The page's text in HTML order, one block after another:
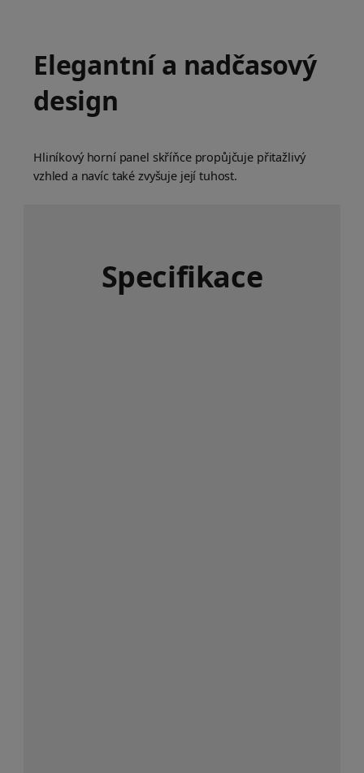
Elegantní a nadčasový
design
Hliníkový horní panel skříňce propůjčuje přitažlivý
vzhled a navíc také zvyšuje její tuhost.
Specifikace